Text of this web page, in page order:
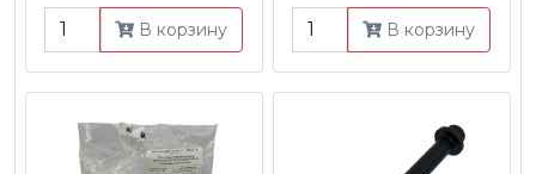
В корзину
Оригинал
В корзину